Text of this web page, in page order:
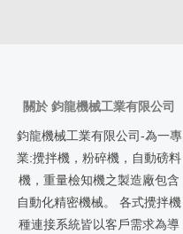
關於 鈞龍機械工業有限公司
鈞龍機械工業有限公司-為一專
業:攪拌機，粉碎機，自動磅料
機，重量檢知機之製造廠包含
自動化精密機械。 各式攪拌機
種連接系統皆以客戶需求為導